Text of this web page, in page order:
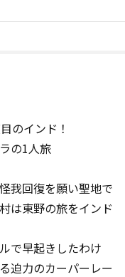
のインド！
の1人旅
我回復を願い聖地で
は東野の旅をインド
で早起きしたわけ
迫力のカーパーレー